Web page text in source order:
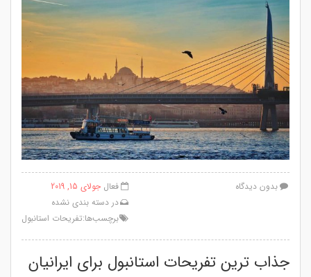
فعال جولای 15, 2019
در دسته بندی نشده
برچسب‌ها:تفریحات استانبول
بدون دیدگاه
جذاب ترین تفریحات استانبول برای ایرانیان